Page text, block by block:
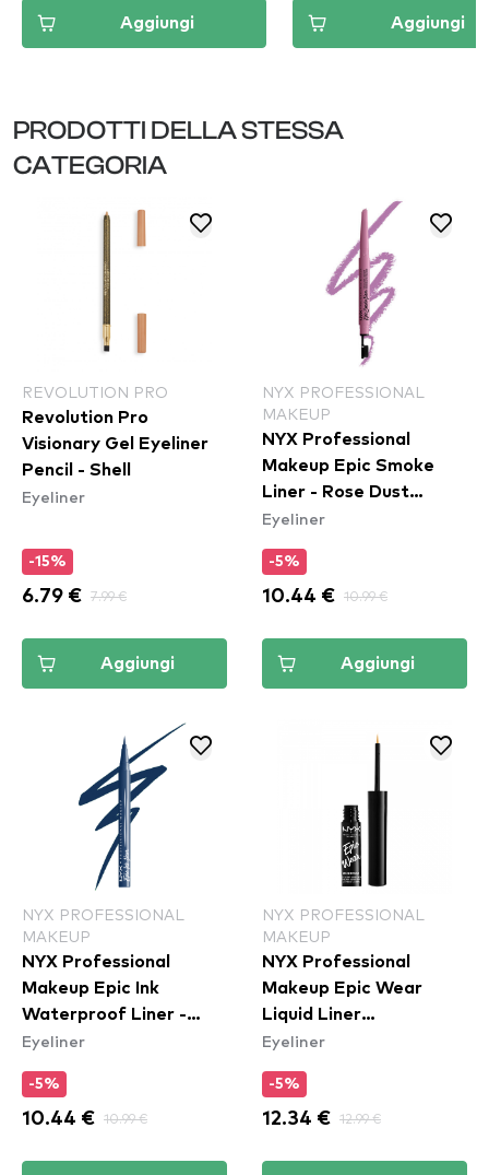
Aggiungi Aggiungi
PRODOTTI DELLA STESSA
CATEGORIA
REVOLUTION PRO
Revolution Pro
Visionary Gel Eyeliner
Pencil - Shell
Eyeliner
-15%
6.79 € 7.99 €
Aggiungi
NYX PROFESSIONAL
MAKEUP
NYX Professional
Makeup Epic Smoke
Liner - Rose Dust
(ESL04)
Eyeliner
-5%
10.44 € 10.99 €
Aggiungi
NYX PROFESSIONAL
MAKEUP
NYX Professional
Makeup Epic Ink
Waterproof Liner -
Mid(night) Rise
Eyeliner
-5%
10.44 € 10.99 €
NYX PROFESSIONAL
MAKEUP
NYX Professional
Makeup Epic Wear
Liquid Liner
Waterproof - Yellow
Eyeliner
-5%
12.34 € 12.99 €